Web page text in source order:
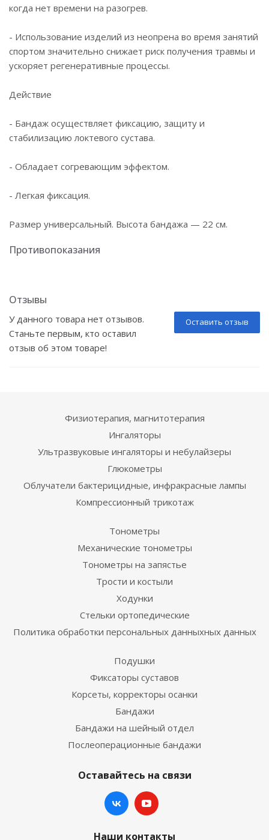
когда нет времени на разогрев.
- Использование изделий из неопрена во время занятий
спортом значительно снижает риск получения травмы и
ускоряет регенеративные процессы.
Действие
- Бандаж осуществляет фиксацию, защиту и
стабилизацию локтевого сустава.
- Обладает согревающим эффектом.
- Легкая фиксация.
Размер универсальный. Высота бандажа — 22 см.
Противопоказания
Отзывы
Оставить отзыв
У данного товара нет отзывов.
Станьте первым, кто оставил
отзыв об этом товаре!
Физиотерапия, магнитотерапия
Ингаляторы
Ультразвуковые ингаляторы и небулайзеры
Глюкометры
Облучатели бактерицидные, инфракрасные лампы
Компрессионный трикотаж
Тонометры
Механические тонометры
Тонометры на запястье
Трости и костыли
Ходунки
Стельки ортопедические
Политика обработки персональных данныхных данных
Подушки
Фиксаторы суставов
Корсеты, корректоры осанки
Бандажи
Бандажи на шейный отдел
Послеоперационные бандажи
Оставайтесь на связи
Наши контакты